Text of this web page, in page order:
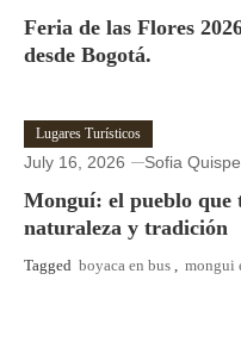
Feria de las Flores
desde Bogotá.
Lugares Turísticos
July 16, 2026 Sofia Quispe
Monguí: el pueblo que
naturaleza y tradición
Tagged boyaca en bus , mongui